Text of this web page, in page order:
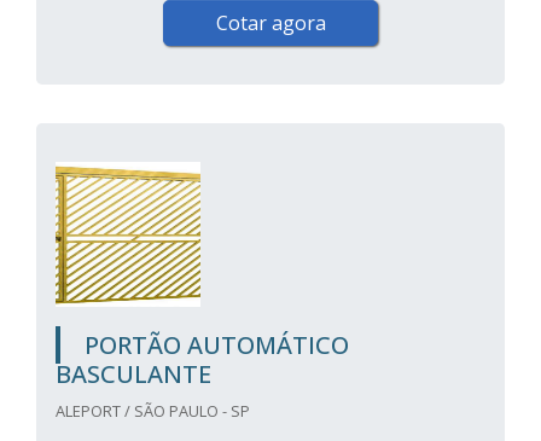
Cotar agora
PORTÃO AUTOMÁTICO
BASCULANTE
ALEPORT / SÃO PAULO - SP